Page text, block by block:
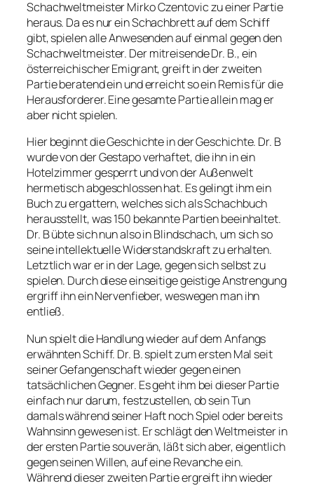
Schachweltmeister Mirko Czentovic zu einer Partie
heraus. Da es nur ein Schachbrett auf dem Schiff
gibt, spielen alle Anwesenden auf einmal gegen den
Schachweltmeister. Der mitreisende Dr. B., ein
österreichischer Emigrant, greift in der zweiten
Partie beratend ein und erreicht so ein Remis für die
Herausforderer. Eine gesamte Partie allein mag er
aber nicht spielen.
Hier beginnt die Geschichte in der Geschichte. Dr. B
wurde von der Gestapo verhaftet, die ihn in ein
Hotelzimmer gesperrt und von der Außenwelt
hermetisch abgeschlossen hat. Es gelingt ihm ein
Buch zu ergattern, welches sich als Schachbuch
herausstellt, was 150 bekannte Partien beeinhaltet.
Dr. B übte sich nun also in Blindschach, um sich so
seine intellektuelle Widerstandskraft zu erhalten.
Letztlich war er in der Lage, gegen sich selbst zu
spielen. Durch diese einseitige geistige Anstrengung
ergriff ihn ein Nervenfieber, weswegen man ihn
entließ.
Nun spielt die Handlung wieder auf dem Anfangs
erwähnten Schiff. Dr. B. spielt zum ersten Mal seit
seiner Gefangenschaft wieder gegen einen
tatsächlichen Gegner. Es geht ihm bei dieser Partie
einfach nur darum, festzustellen, ob sein Tun
damals während seiner Haft noch Spiel oder bereits
Wahnsinn gewesen ist. Er schlägt den Weltmeister in
der ersten Partie souverän, läßt sich aber, eigentlich
gegen seinen Willen, auf eine Revanche ein.
Während dieser zweiten Partie ergreift ihn wieder